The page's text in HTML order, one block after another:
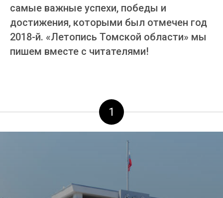
самые важные успехи, победы и
достижения, которыми был отмечен год
2018-й. «Летопись Томской области» мы
пишем вместе с читателями!
1